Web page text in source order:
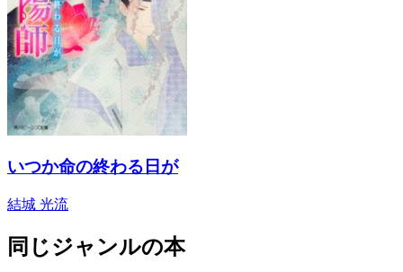
いつか命の終わる日が
結城 光流
同じジャンルの本